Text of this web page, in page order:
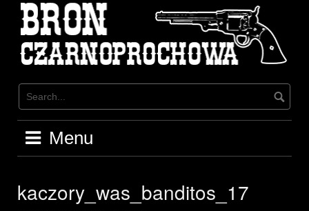
content
Menu
kaczory_was_banditos_17